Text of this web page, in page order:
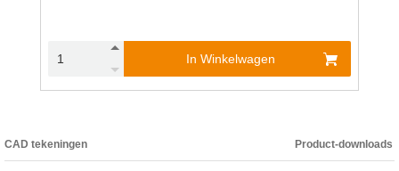
In Winkelwagen
CAD tekeningen Product-downloads